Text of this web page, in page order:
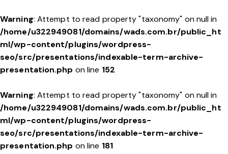
Warning: Attempt to read property "taxonomy" on null in
/home/u322949081/domains/wads.com.br/public_ht
ml/wp-content/plugins/wordpress-
seo/src/presentations/indexable-term-archive-
presentation.php on line 152
Warning: Attempt to read property "taxonomy" on null in
/home/u322949081/domains/wads.com.br/public_ht
ml/wp-content/plugins/wordpress-
seo/src/presentations/indexable-term-archive-
presentation.php on line 181